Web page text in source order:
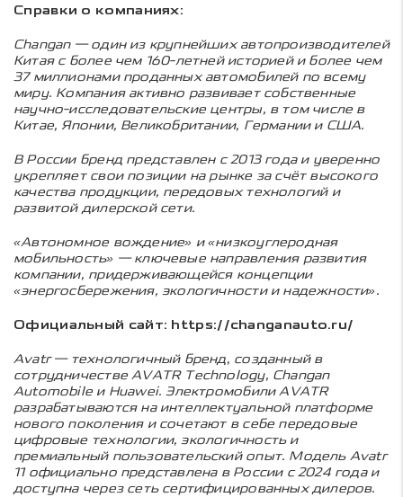
Справки о компаниях:
Changan — один из крупнейших автопроизводителей
Китая с более чем 160-летней историей и более чем
37 миллионами проданных автомобилей по всему
миру. Компания активно развивает собственные
научно-исследовательские центры, в том числе в
Китае, Японии, Великобритании, Германии и США.
В России бренд представлен с 2013 года и уверенно
укрепляет свои позиции на рынке за счёт высокого
качества продукции, передовых технологий и
развитой дилерской сети.
«Автономное вождение» и «низкоуглеродная
мобильность» — ключевые направления развития
компании, придерживающейся концепции
«энергосбережения, экологичности и надежности».
Официальный сайт: https://changanauto.ru/
Avatr — технологичный бренд, созданный в
сотрудничестве AVATR Technology, Changan
Automobile и Huawei. Электромобили AVATR
разрабатываются на интеллектуальной платформе
нового поколения и сочетают в себе передовые
цифровые технологии, экологичность и
премиальный пользовательский опыт. Модель Avatr
11 официально представлена в России с 2024 года и
доступна через сеть сертифицированных дилеров.